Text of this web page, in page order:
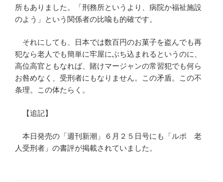
所もありました。「刑務所というより、病院か福祉施設
のよう」という関係者の比喩も的確です。
それにしても、日本では数百円のお菓子を盗んでも再
犯なら老人でも簡単に牢屋にぶち込まれるというのに、
高位高官ともなれば、賭けマージャンの常習犯でも何ら
お咎めなく、受刑者にもなりません。この矛盾。この不
条理。この体たらく。
【追記】
本日発売の「週刊新潮」６月２５日号にも「ルポ 老
人受刑者」の書評が掲載されていました。